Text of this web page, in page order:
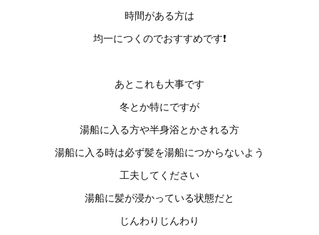
時間がある方は
均一につくのでおすすめです❗️
あとこれも大事です
冬とか特にですが
湯船に入る方や半身浴とかされる方
湯船に入る時は必ず髪を湯船につからないよう
工夫してください
湯船に髪が浸かっている状態だと
じんわりじんわり